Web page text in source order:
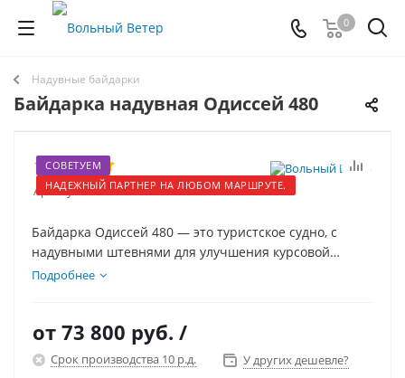
0
Надувные байдарки
Байдарка надувная Одиссей 480
СОВЕТУЕМ
НАДЕЖНЫЙ ПАРТНЕР НА ЛЮБОМ МАРШРУТЕ.
Артикул: 11021
Байдарка Одиссей 480 — это туристское судно, с
надувными штевнями для улучшения курсовой
устойчивости, и системой самоотлива для
прохождении порогов.
Подробнее
от 73 800 руб. /
Срок производства 10 р.д.
У других дешевле?